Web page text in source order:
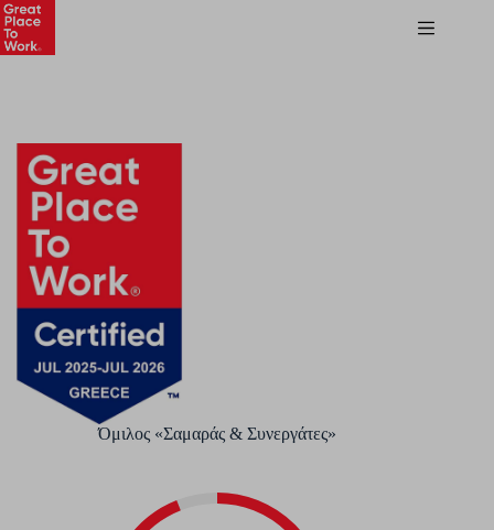
Όμιλος «Σαμαράς & Συνεργάτες»